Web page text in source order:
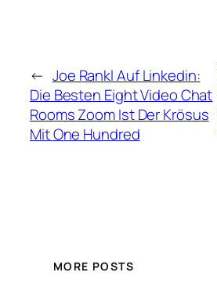
← Joe Rankl Auf Linkedin:
Die Besten Eight Video Chat
Rooms Zoom Ist Der Krösus
Mit One Hundred
MORE POSTS